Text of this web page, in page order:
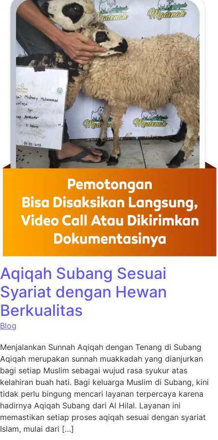
Aqiqah Subang Sesuai
Syariat dengan Hewan
Berkualitas
Blog
Menjalankan Sunnah Aqiqah dengan Tenang di Subang
Aqiqah merupakan sunnah muakkadah yang dianjurkan
bagi setiap Muslim sebagai wujud rasa syukur atas
kelahiran buah hati. Bagi keluarga Muslim di Subang, kini
tidak perlu bingung mencari layanan terpercaya karena
hadirnya Aqiqah Subang dari Al Hilal. Layanan ini
memastikan setiap proses aqiqah sesuai dengan syariat
Islam, mulai dari […]